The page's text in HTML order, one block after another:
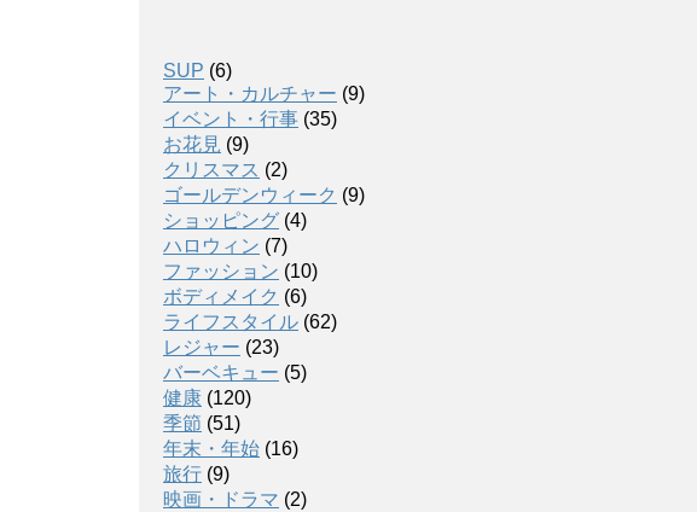
SUP (6)
アート・カルチャー (9)
イベント・行事 (35)
お花見 (9)
クリスマス (2)
ゴールデンウィーク (9)
ショッピング (4)
ハロウィン (7)
ファッション (10)
ボディメイク (6)
ライフスタイル (62)
レジャー (23)
バーベキュー (5)
健康 (120)
季節 (51)
年末・年始 (16)
旅行 (9)
映画・ドラマ (2)